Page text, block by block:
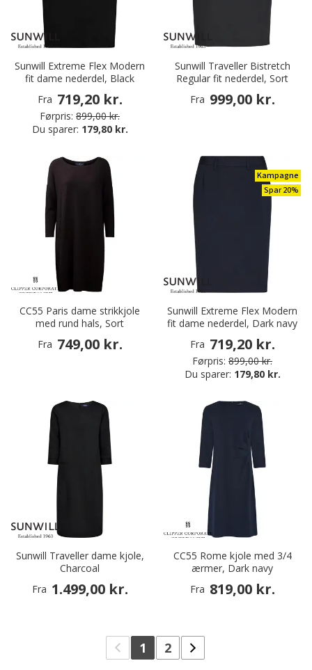
Sunwill Extreme Flex Modern
fit dame nederdel, Black
Fra 719,20 kr.
Førpris: 899,00 kr.
Du sparer: 179,80 kr.
Sunwill Traveller Bistretch
Regular fit nederdel, Sort
Fra 999,00 kr.
CC55 Paris dame strikkjole
med rund hals, Sort
Fra 749,00 kr.
Kampagne
Spar 20%
Sunwill Extreme Flex Modern
fit dame nederdel, Dark navy
Fra 719,20 kr.
Førpris: 899,00 kr.
Du sparer: 179,80 kr.
Sunwill Traveller dame kjole,
Charcoal
Fra 1.499,00 kr.
CC55 Rome kjole med 3/4
ærmer, Dark navy
Fra 819,00 kr.
1 2